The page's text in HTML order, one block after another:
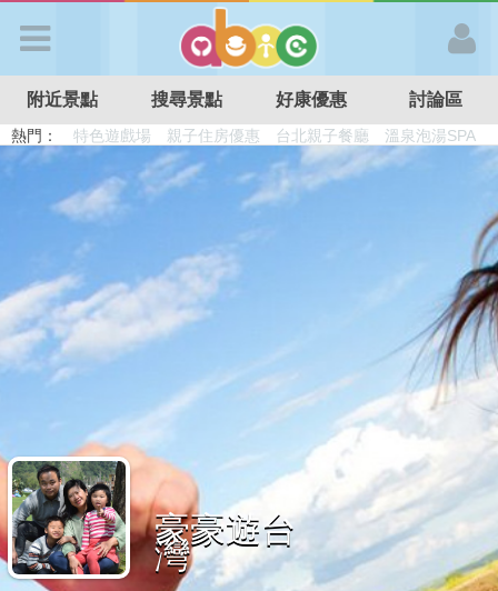
APP登入
首 頁
搜尋景點
好康優惠
最新留言
商家合作
附近景點 搜尋景點 好康優惠 討論區
熱門： 溜滑梯民宿 觀光工廠 DIY摘果
日本親子景點
特色遊戲場
親子住房優惠 台北親子餐廳 溫泉泡湯SPA
豪豪遊台
灣